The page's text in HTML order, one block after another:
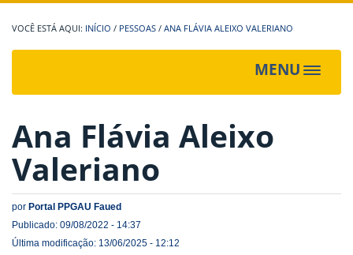
INÍCIO / PESSOAS / ANA FLÁVIA ALEIXO VALERIANO
MENU
Toggle
Ana Flávia Aleixo
Valeriano
por Portal PPGAU Faued
Publicado: 09/08/2022 - 14:37
Última modificação: 13/06/2025 - 12:12